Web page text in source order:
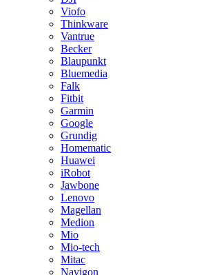
Viofo
Thinkware
Vantrue
Becker
Blaupunkt
Bluemedia
Falk
Fitbit
Garmin
Google
Grundig
Homematic
Huawei
iRobot
Jawbone
Lenovo
Magellan
Medion
Mio
Mio-tech
Mitac
Navigon